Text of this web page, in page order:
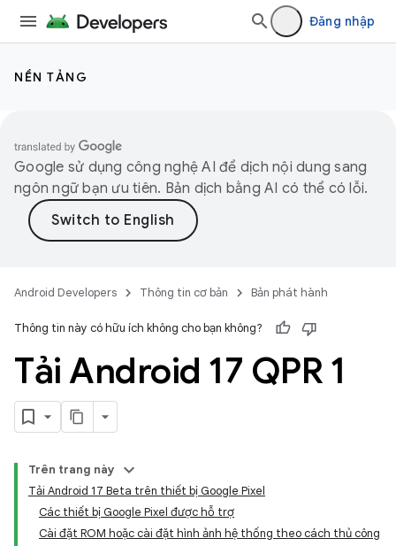
Đăng nhập
NỀN TẢNG
Google sử dụng công nghệ AI để dịch nội dung sang
ngôn ngữ bạn ưu tiên. Bản dịch bằng AI có thể có lỗi.
Android Developers Thông tin cơ bản Bản phát hành
Thông tin này có hữu ích không cho bạn không?
Tải Android 17 QPR 1
Trên trang này
Tải Android 17 Beta trên thiết bị Google Pixel
Các thiết bị Google Pixel được hỗ trợ
Cài đặt ROM hoặc cài đặt hình ảnh hệ thống theo cách thủ công